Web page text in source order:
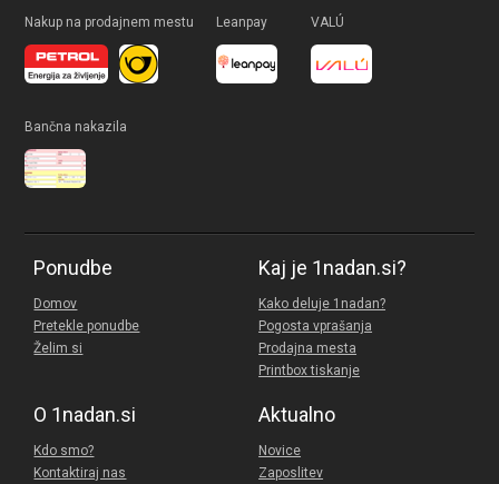
Nakup na prodajnem mestu Leanpay VALÚ
Bančna nakazila
Ponudbe
Domov
Pretekle ponudbe
Želim si
Kaj je 1nadan.si?
Kako deluje 1nadan?
Pogosta vprašanja
Prodajna mesta
Printbox tiskanje
O 1nadan.si
Kdo smo?
Kontaktiraj nas
Aktualno
Novice
Zaposlitev